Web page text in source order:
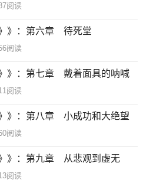
阅读
》：第六章 待死堂
阅读
》：第七章 戴着面具的呐喊
阅读
》：第八章 小成功和大绝望
阅读
》：第九章 从悲观到虚无
阅读